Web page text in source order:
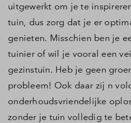
uitgewerkt om je te
tuin, dus zorg dat je er
genieten. Misschien ben je
tuinier of wil je vooral een
gezinstuin. Heb je geen
probleem! Ook daar zij n
onderhoudsvriendelijke
zonder je tuin volledig te